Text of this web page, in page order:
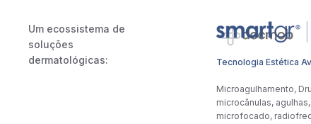
Um ecossistema de
soluções
dermatológicas:
Tecnologia Estética
Microagulhamento,
microcânulas,
microfocado,